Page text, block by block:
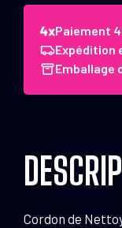
Paiement
Expédition
Emballage
Cordon de